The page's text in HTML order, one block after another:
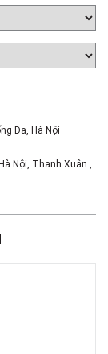
Đa, Hà Nội
Nội, Thanh Xuân ,
Quận 3, Hồ Chí
101 Tôn Dật Tiên,